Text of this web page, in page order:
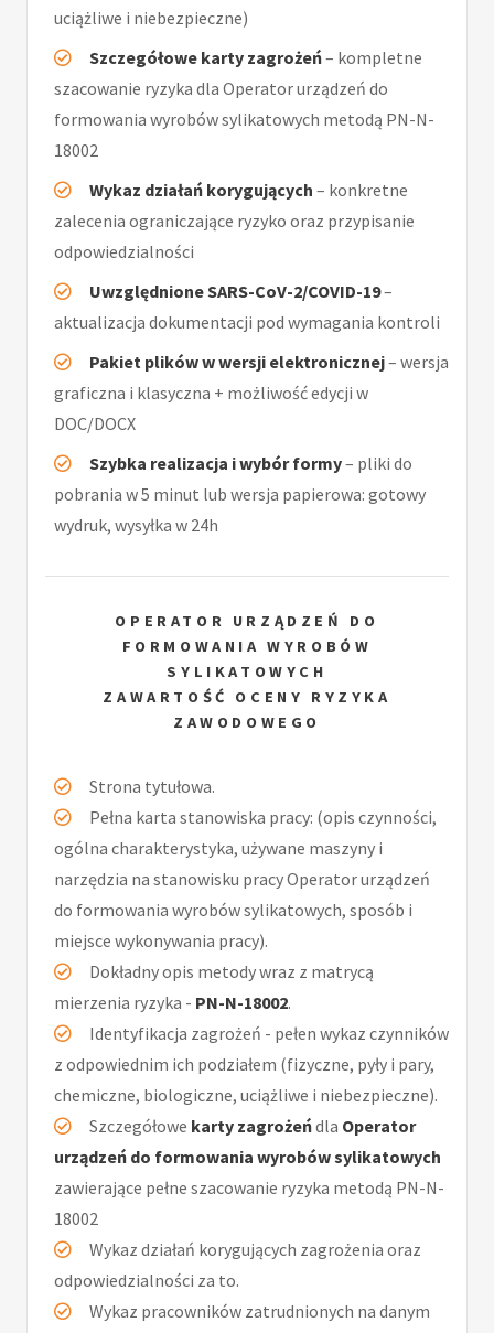
uciążliwe i niebezpieczne)
Szczegółowe karty zagrożeń– kompletne
szacowanie ryzyka dla Operator urządzeń do
formowania wyrobów sylikatowych metodą PN-N-
18002
Wykaz działań korygujących – konkretne
zalecenia ograniczające ryzyko oraz przypisanie
odpowiedzialności
Uwzględnione SARS-CoV-2/COVID-19–
aktualizacja dokumentacji pod wymagania kontroli
Pakiet plików w wersji elektronicznej– wersja
graficzna i klasyczna + możliwość edycji w
DOC/DOCX
Szybka realizacja i wybór formy– pliki do
pobrania w 5 minut lub wersja papierowa: gotowy
wydruk, wysyłka w 24h
OPERATOR URZĄDZEŃ DO
FORMOWANIA WYROBÓW
SYLIKATOWYCH
ZAWARTOŚĆ OCENY RYZYKA
ZAWODOWEGO
Strona tytułowa.
Pełna karta stanowiska pracy: (opis czynności,
ogólna charakterystyka, używane maszyny i
narzędzia na stanowisku pracy Operator urządzeń
do formowania wyrobów sylikatowych, sposób i
miejsce wykonywania pracy).
Dokładny opis metody wraz z matrycą
mierzenia ryzyka - PN-N-18002.
Identyfikacja zagrożeń - pełen wykaz czynników
z odpowiednim ich podziałem (fizyczne, pyły i pary,
chemiczne, biologiczne, uciążliwe i niebezpieczne).
Szczegółowe karty zagrożeńdla Operator
urządzeń do formowania wyrobów sylikatowych
zawierające pełne szacowanie ryzyka metodą PN-N-
18002
Wykaz działań korygujących zagrożenia oraz
odpowiedzialności za to.
Wykaz pracowników zatrudnionych na danym